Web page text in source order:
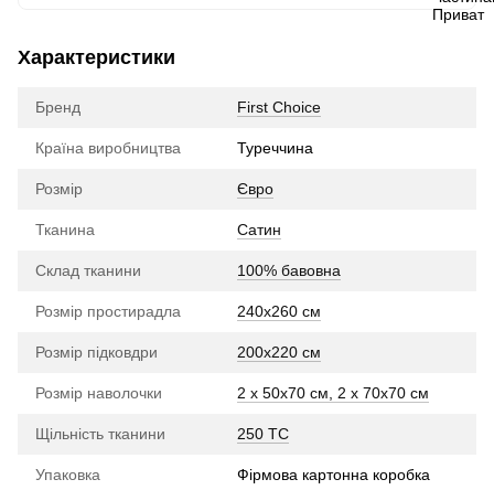
Характеристики
Бренд First Choice
Країна виробництва Туреччина
Розмір Євро
Тканина Сатин
Склад тканини 100% бавовна
Розмір простирадла 240х260 см
Розмір підковдри 200х220 см
Розмір наволочки 2 x 50х70 см, 2 x 70х70 см
Щільність тканини 250 TC
Упаковка Фірмова картонна коробка